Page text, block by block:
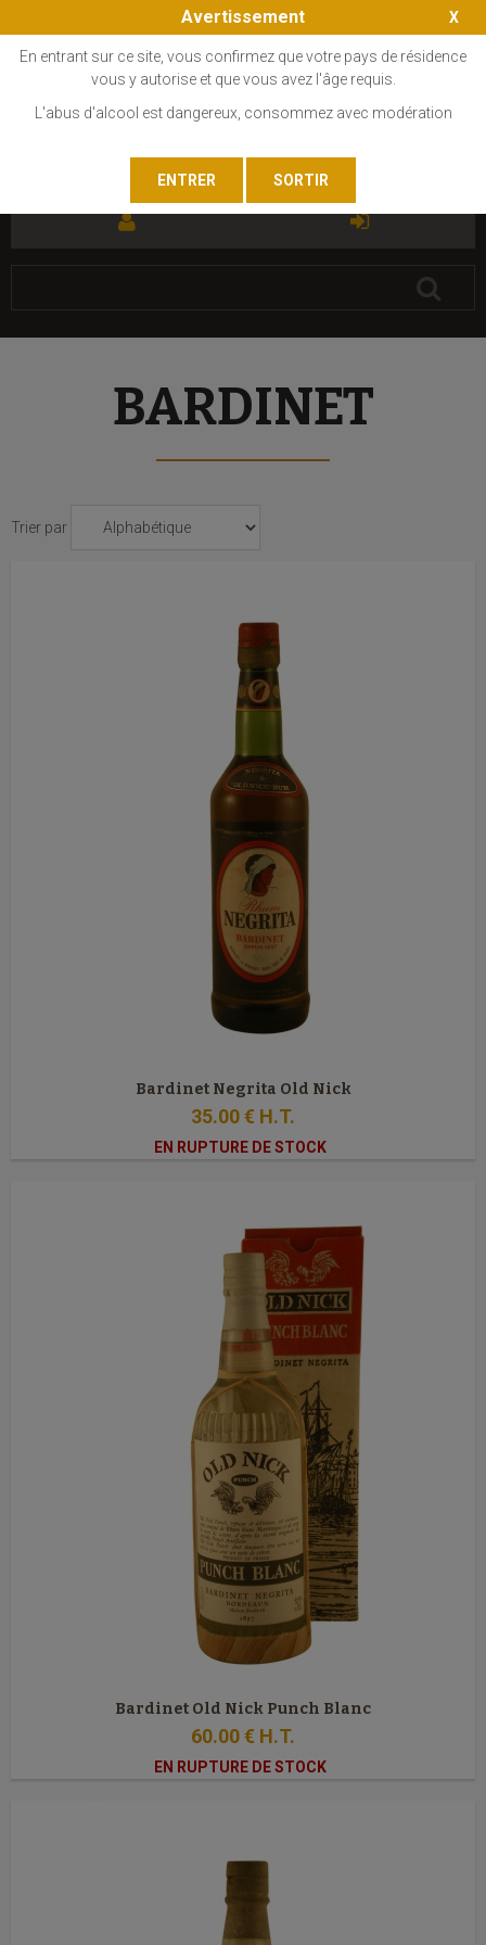
BARDINET
Trier par
Bardinet Negrita Old Nick
35.00€ H.T.
EN RUPTURE DE STOCK
Bardinet Old Nick Punch Blanc
60.00€ H.T.
EN RUPTURE DE STOCK
Avertissement
En entrant sur ce site, vous confirmez que votre pays de résidence
vous y autorise et que vous avez l'âge requis.
L'abus d'alcool est dangereux, consommez avec modération